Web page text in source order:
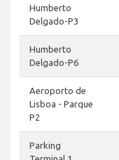
Humberto
Delgado-P3
Humberto
Delgado-P6
Aeroporto de
Lisboa - Parque
P2
Parking